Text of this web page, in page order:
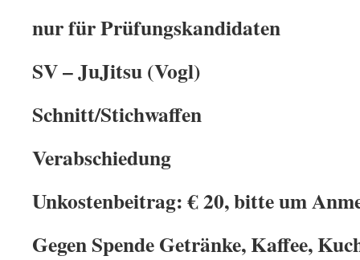
nur für Prüfungskandidaten
SV – JuJitsu (Vogl)
Schnitt/Stichwaffen
Verabschiedung
Unkostenbeitrag: € 20, bitte um
Gegen Spende Getränke, Kaffee,